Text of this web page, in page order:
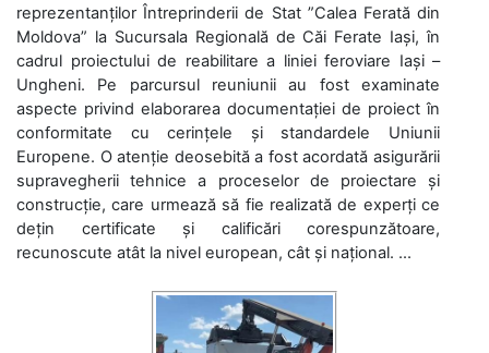
reprezentanților Întreprinderii de Stat ”Calea Ferată din
Moldova” la Sucursala Regională de Căi Ferate Iași, în
cadrul proiectului de reabilitare a liniei feroviare Iași –
Ungheni. Pe parcursul reuniunii au fost examinate
aspecte privind elaborarea documentației de proiect în
conformitate cu cerințele și standardele Uniunii
Europene. O atenție deosebită a fost acordată asigurării
supravegherii tehnice a proceselor de proiectare și
construcție, care urmează să fie realizată de experți ce
dețin certificate și calificări corespunzătoare,
recunoscute atât la nivel european, cât și național. ...